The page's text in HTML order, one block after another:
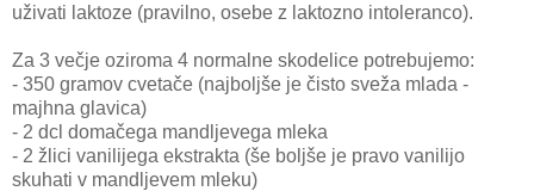
uživati laktoze (pravilno, osebe z laktozno intoleranco).
Za 3 večje oziroma 4 normalne skodelice potrebujemo:
- 350 gramov cvetače (najboljše je čisto sveža mlada -
majhna glavica)
- 2 dcl domačega mandljevega mleka
- 2 žlici vanilijega ekstrakta (še boljše je pravo vanilijo
skuhati v mandljevem mleku)